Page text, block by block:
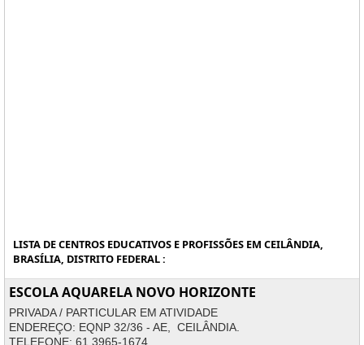
LISTA DE CENTROS EDUCATIVOS E PROFISSÕES EM CEILÂNDIA,
BRASÍLIA, DISTRITO FEDERAL :
ESCOLA AQUARELA NOVO HORIZONTE
PRIVADA / PARTICULAR EM ATIVIDADE
ENDEREÇO: EQNP 32/36 - AE, CEILÂNDIA.
TELEFONE: 61 3965-1674